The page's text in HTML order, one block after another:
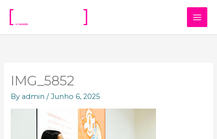
content
IMG_5852
By admin/Junho 6, 2025